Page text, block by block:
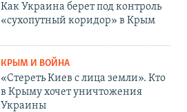
Как Украина берет под контроль
«сухопутный коридор» в Крым
КРЫМ И ВОЙНА
«Стереть Киев с лица земли». Кто
в Крыму хочет уничтожения
Украины